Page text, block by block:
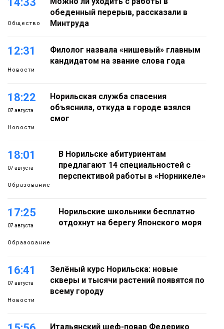
Общество
обеденный перерыв, рассказали в
Минтруда
12:31
Новости
Филолог назвала «нишевый» главным
кандидатом на звание слова года
18:22
07 августа
Новости
Норильская служба спасения
объяснила, откуда в городе взялся
смог
18:01
07 августа
Образование
В Норильске абитуриентам
предлагают 14 специальностей с
перспективой работы в «Норникеле»
17:25
07 августа
Образование
Норильские школьники бесплатно
отдохнут на берегу Японского моря
16:41
07 августа
Новости
Зелёный курс Норильска: новые
скверы и тысячи растений появятся по
всему городу
Итальянский шеф-повар Федерико